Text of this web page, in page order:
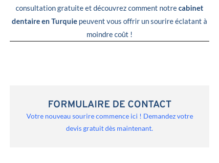
consultation gratuite et découvrez comment notrecabinet
dentaire en Turquie peuvent vous offrir un sourire éclatant à
moindre coût !
FORMULAIRE DE CONTACT
Votre nouveau sourire commence ici ! Demandez votre
devis gratuit dès maintenant.